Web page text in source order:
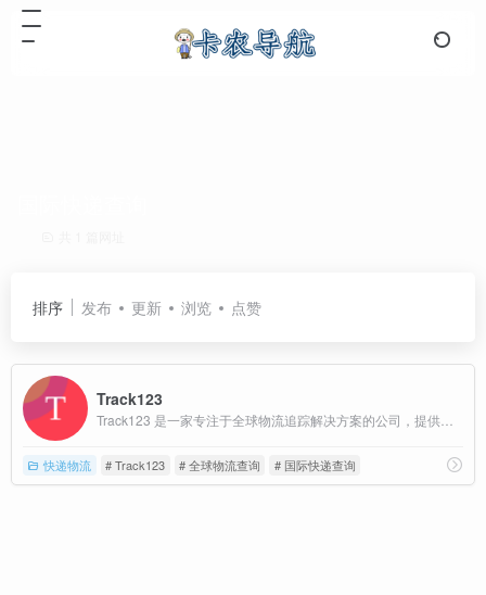
排序 发布 更新 浏览 点赞
Track123
快递物流 # Track123 # 全球物流查询 # 国际快递查询